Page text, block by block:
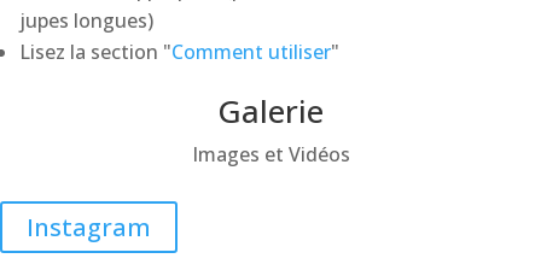
jupes longues)
Lisez la section "Comment utiliser"
Galerie
Images et Vidéos
Instagram